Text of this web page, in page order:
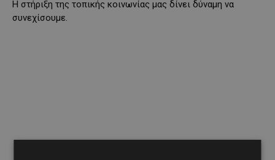
Η στήριξη της τοπικής κοινωνίας μας δίνει δύναμη να
συνεχίσουμε.